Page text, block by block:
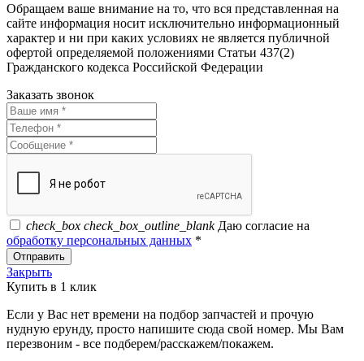
Обращаем ваше внимание на то, что вся представленная на
сайте информация носит исключительно информационный
характер и ни при каких условиях не является публичной
офертой определяемой положениями Статьи 437(2)
Гражданского кодекса Российской Федерации
Заказать звонок
check_box check_box_outline_blankДаю согласие на
обработку персональных данных *
Отправить
Закрыть
Купить в 1 клик
Если у Вас нет времени на подбор запчастей и прочую
нудную ерунду, просто напишите сюда свой номер. Мы Вам
перезвоним - все подберем/расскажем/покажем.